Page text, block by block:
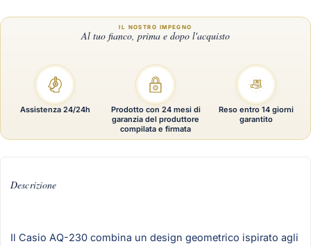
Descrizione
Il Casio AQ-230 combina un design geometrico ispirato agli
Assistenza 24/24h
Prodotto con 24 mesi di
garanzia del produttore
compilata e firmata
Reso entro 14 giorni
garantito